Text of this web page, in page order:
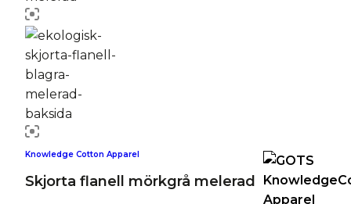
Knowledge Cotton Apparel
Skjorta flanell mörkgrå melerad